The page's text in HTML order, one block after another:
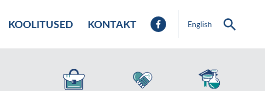
KOOLITUSED KONTAKT English